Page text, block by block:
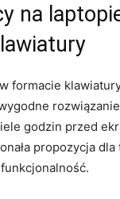
na
formacie
godzin przed‍
propozycja